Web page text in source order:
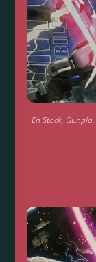
En Stock, Gunpla,